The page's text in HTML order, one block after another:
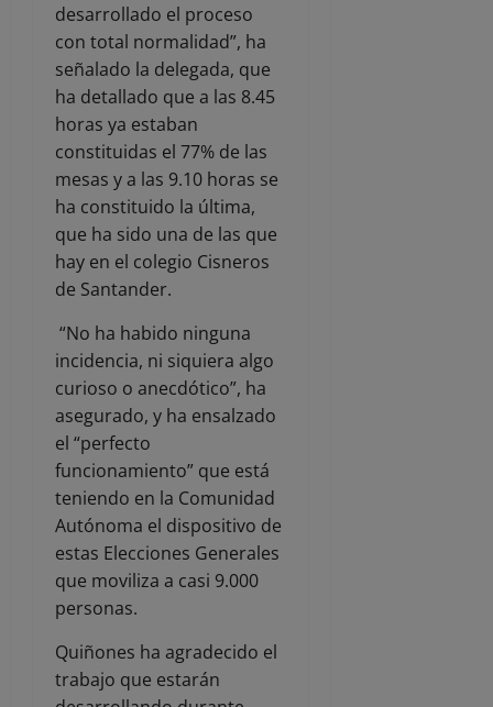
desarrollado el proceso
con total normalidad”, ha
señalado la delegada, que
ha detallado que a las 8.45
horas ya estaban
constituidas el 77% de las
mesas y a las 9.10 horas se
ha constituido la última,
que ha sido una de las que
hay en el colegio Cisneros
de Santander.
“No ha habido ninguna
incidencia, ni siquiera algo
curioso o anecdótico”, ha
asegurado, y ha ensalzado
el “perfecto
funcionamiento” que está
teniendo en la Comunidad
Autónoma el dispositivo de
estas Elecciones Generales
que moviliza a casi 9.000
personas.
Quiñones ha agradecido el
trabajo que estarán